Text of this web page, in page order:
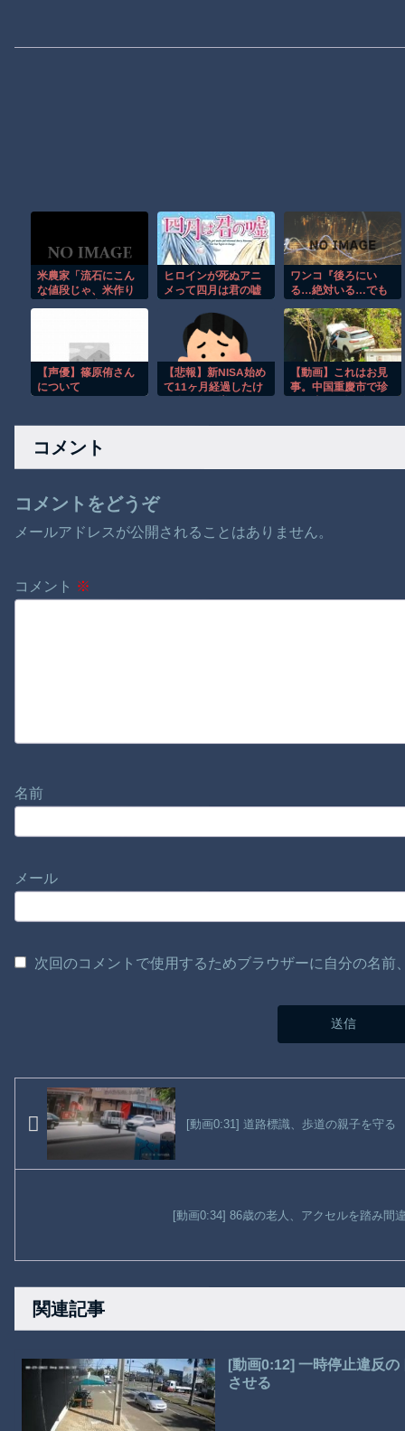
米農家「流石にこん
な値段じゃ、米作り
ヒロインが死ぬアニ
メって四月は君の嘘
ワンコ『後ろにい
る…絶対いる…でも
いヤツだ…』
【声優】篠原侑さん
について
【悲報】新NISA始め
て11ヶ月経過したけ
でワロタ
【動画】これはお見
事。中国重慶市で珍
コメント
コメントをどうぞ
メールアドレスが公開されることはありません。
コメント ※
名前
メール
次回のコメントで使用するためブラウザーに自分の名
[動画0:31] 道路標識、歩道の親子を守る
[動画0:34] 86歳の老人、アクセルを踏み間
関連記事
[動画0:12] 一時停止違反
させる